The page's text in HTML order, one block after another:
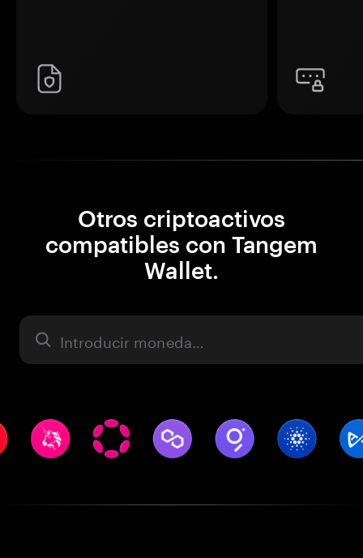
Otros criptoactivos
compatibles con Tangem
Wallet.
Activo